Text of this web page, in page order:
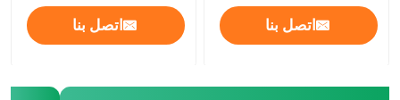
اتصل بنا اتصل بنا